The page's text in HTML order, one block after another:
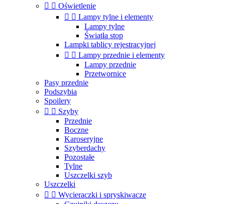
  Oświetlenie
  Lampy tylne i elementy
Lampy tylne
Światła stop
Lampki tablicy rejestracyjnej
  Lampy przednie i elementy
Lampy przednie
Przetwornice
Pasy przednie
Podszybia
Spoilery
  Szyby
Przednie
Boczne
Karoseryjne
Szyberdachy
Pozostałe
Tylne
Uszczelki szyb
Uszczelki
  Wycieraczki i spryskiwacze